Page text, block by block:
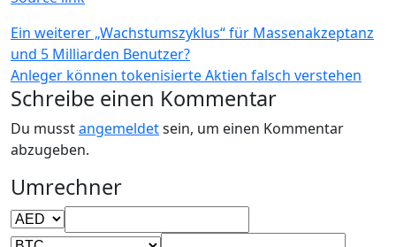
Beitragsnavigation
Ein weiterer „Wachstumszyklus“ für Massenakzeptanz
und 5 Milliarden Benutzer?
Anleger können tokenisierte Aktien falsch verstehen
Schreibe einen Kommentar
Du musstangemeldetsein, um einen Kommentar
abzugeben.
Umrechner